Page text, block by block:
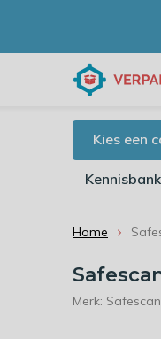
Kies een
Kennisbank
Home
Merk: Safescan